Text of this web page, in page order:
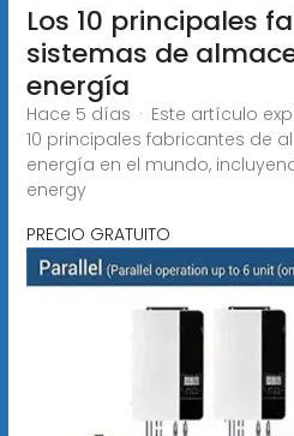
Los 10 principales
sistemas de
energía
Hace 5 días · Este artículo
10 principales fabricantes de
energía en el mundo,
energy
PRECIO GRATUITO